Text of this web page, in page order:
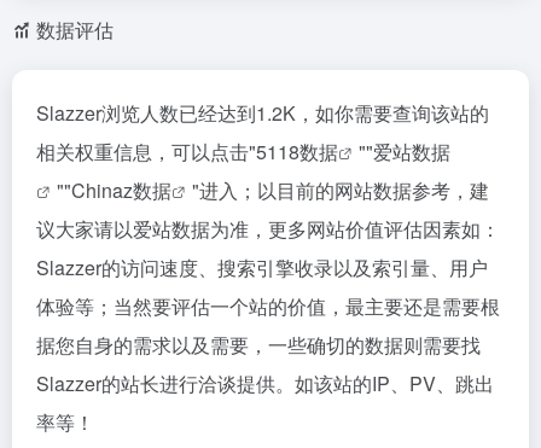
数据评估
Slazzer浏览人数已经达到1.2K，如你需要查询该站的
相关权重信息，可以点击"5118数据 ""爱站数据
""Chinaz数据
"进入；以目前的网站数据参考，建
议大家请以爱站数据为准，更多网站价值评估因素如：
Slazzer的访问速度、搜索引擎收录以及索引量、用户
体验等；当然要评估一个站的价值，最主要还是需要根
据您自身的需求以及需要，一些确切的数据则需要找
Slazzer的站长进行洽谈提供。如该站的IP、PV、跳出
率等！